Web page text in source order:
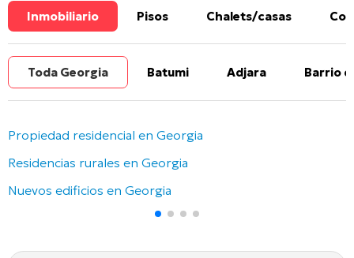
Inmobiliario Pisos Chalets/casas
Toda Georgia Batumi Adjara Barrio
Propiedad residencial en Georgia
Residencias rurales en Georgia
Nuevos edificios en Georgia